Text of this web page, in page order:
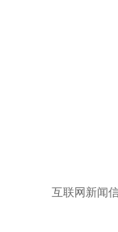
互联网新闻